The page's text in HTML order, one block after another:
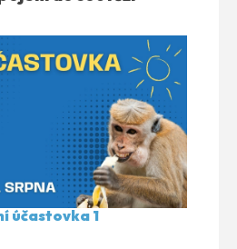
účastovka 1